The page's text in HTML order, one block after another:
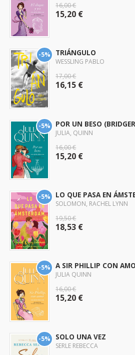
16,00 €
15,20 €
-5% TRIÁNGULO
WESSLING PABLO
17,00 €
16,15 €
-5% POR UN BESO
JULIA, QUINN
16,00 €
15,20 €
-5% LO QUE PASA EN
SOLOMON, RACHEL LYNN
19,50 €
18,53 €
-5% A SIR PHILLIP CON
JULIA QUINN
16,00 €
15,20 €
-5% SOLO UNA VEZ
SERLE REBECCA